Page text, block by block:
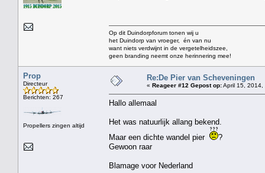
Op dit Duindorpforum tonen wij u
het Duindorp van vroeger, én van nu
want niets verdwijnt in de vergetelheidszee,
geen branding neemt onze herinnering mee!
Prop
Directeur
Berichten: 267
Propellers zingen altijd
Re:De Pier van Scheveningen
« Reageer #12 Gepost op:April 15,
Hallo allemaal
Het was natuurlijk allang bekend.
Maar een dichte wandel pier
?
Gewoon raar
Blamage voor Nederland